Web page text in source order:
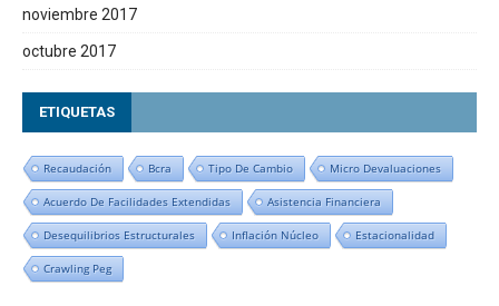
noviembre 2017
octubre 2017
ETIQUETAS
Recaudación Bcra Tipo De Cambio Micro Devaluaciones
Acuerdo De Facilidades Extendidas Asistencia Financiera
Desequilibrios Estructurales Inflación Núcleo Estacionalidad
Crawling Peg